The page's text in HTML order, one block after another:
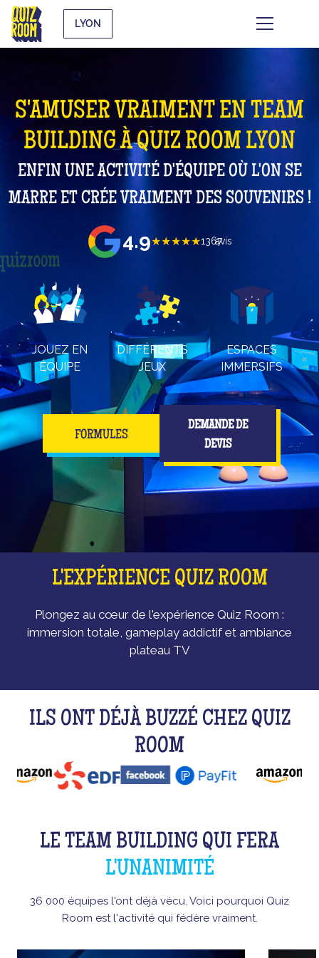
LYON
S'AMUSER VRAIMENT EN TEAM
BUILDING À QUIZ ROOM LYON
ENFIN UNE ACTIVITÉ D'ÉQUIPE OÙ L'ON SE
MARRE ET CRÉE VRAIMENT DES SOUVENIRS !
4.9★★★★★1367avis
JOUEZ EN
ÉQUIPE
DIFFÉRENTS
JEUX
ESPACES
IMMERSIFS
FORMULES
DEMANDE DE
DEVIS
L'EXPÉRIENCE QUIZ ROOM
Plongez au cœur de l'expérience Quiz Room :
immersion totale, gameplay addictif et ambiance
plateau TV
ILS ONT DÉJÀ BUZZÉ CHEZ QUIZ
ROOM
LE TEAM BUILDING QUI FERA
L'UNANIMITÉ
36 000 équipes l'ont déjà vécu. Voici pourquoi Quiz
Room est l'activité qui fédère vraiment.